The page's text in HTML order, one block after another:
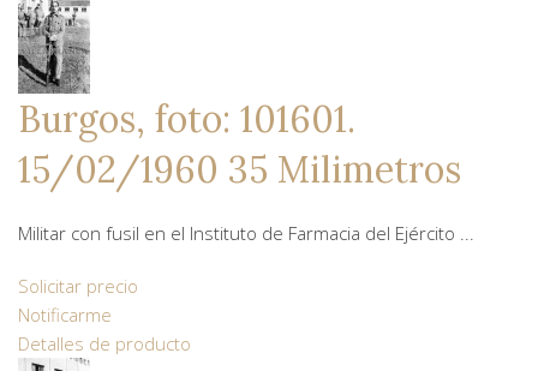
Burgos, foto: 101601.
15/02/1960 35 Milimetros
Militar con fusil en el Instituto de Farmacia del Ejército ...
Solicitar precio
Notificarme
Detalles de producto